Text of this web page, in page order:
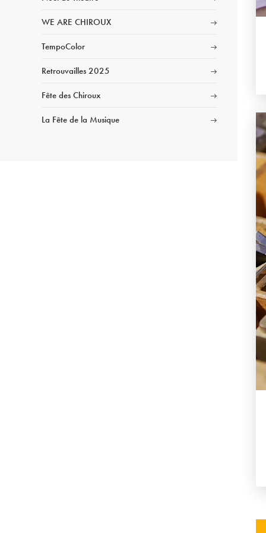
WE ARE CHIROUX
TempoColor
Retrouvailles 2025
Fête des Chiroux
La Fête de la Musique